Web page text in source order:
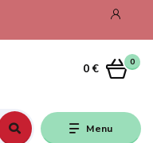
Menu
0
0 €